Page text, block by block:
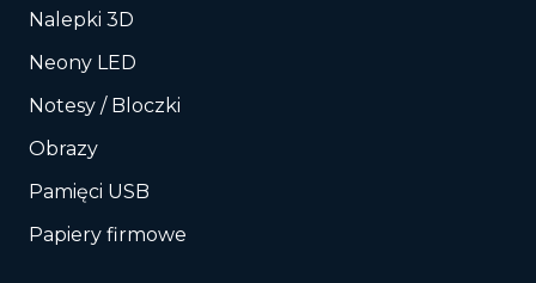
Nalepki 3D
Neony LED
Notesy / Bloczki
Obrazy
Pamięci USB
Papiery firmowe